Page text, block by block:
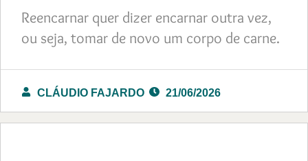
Reencarnar quer dizer encarnar outra vez,
ou seja, tomar de novo um corpo de carne.
CLÁUDIO FAJARDO 21/06/2026